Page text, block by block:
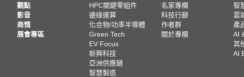
觀點
影音
商情
展會專區
HPC關鍵零組件
邊緣運算
化合物/功率半導體
Green Tech
EV Focus
新興科技
亞洲供應鏈
智慧製造
名家專欄
科技行腳
作者群
關於專欄
智
雲
產
AI
其
AI